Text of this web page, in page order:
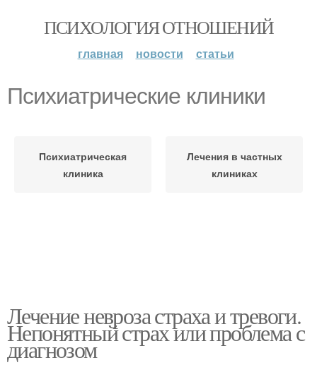
ПСИХОЛОГИЯ ОТНОШЕНИЙ
главная новости статьи
Психиатрические клиники
Психиатрическая
клиника
Лечения в частных
клиниках
Лечение невроза страха и тревоги.
Непонятный страх или проблема с
диагнозом